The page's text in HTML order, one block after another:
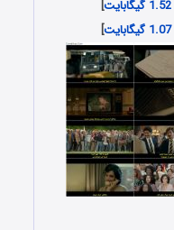
]
]